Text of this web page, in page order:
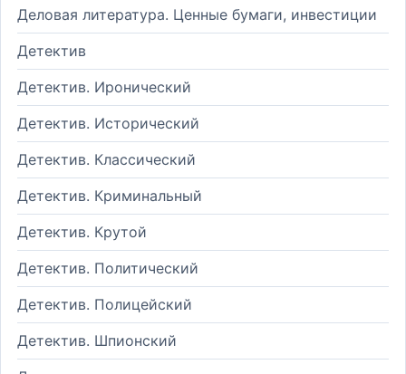
Деловая литература. Ценные бумаги, инвестиции
Детектив
Детектив. Иронический
Детектив. Исторический
Детектив. Классический
Детектив. Криминальный
Детектив. Крутой
Детектив. Политический
Детектив. Полицейский
Детектив. Шпионский